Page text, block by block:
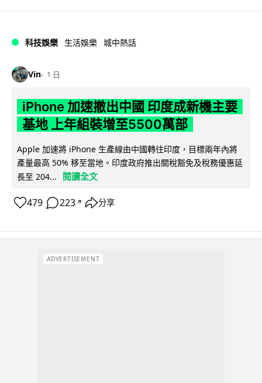
科技娛樂 生活娛樂 城中熱話
Vin 1 日
iPhone 加速撤出中國 印度成新機主要
基地 上年組裝增至5500萬部
Apple 加速將 iPhone 生產線由中國轉往印度，目標兩年內將
產量最高 50% 移至當地。印度政府推出關稅豁免及稅務優惠延
長至 204...
閱讀全文
479 223 ↗ 分享
ADVERTISEMENT